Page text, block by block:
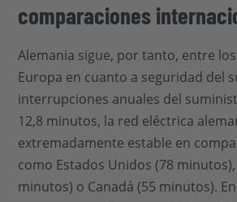
comparaciones
Alemania sigue, por tanto, entre
Europa en cuanto a seguridad del
interrupciones anuales del
12,8 minutos, la red eléctrica
extremadamente estable en
como Estados Unidos (78
minutos) o Canadá (55 minutos).